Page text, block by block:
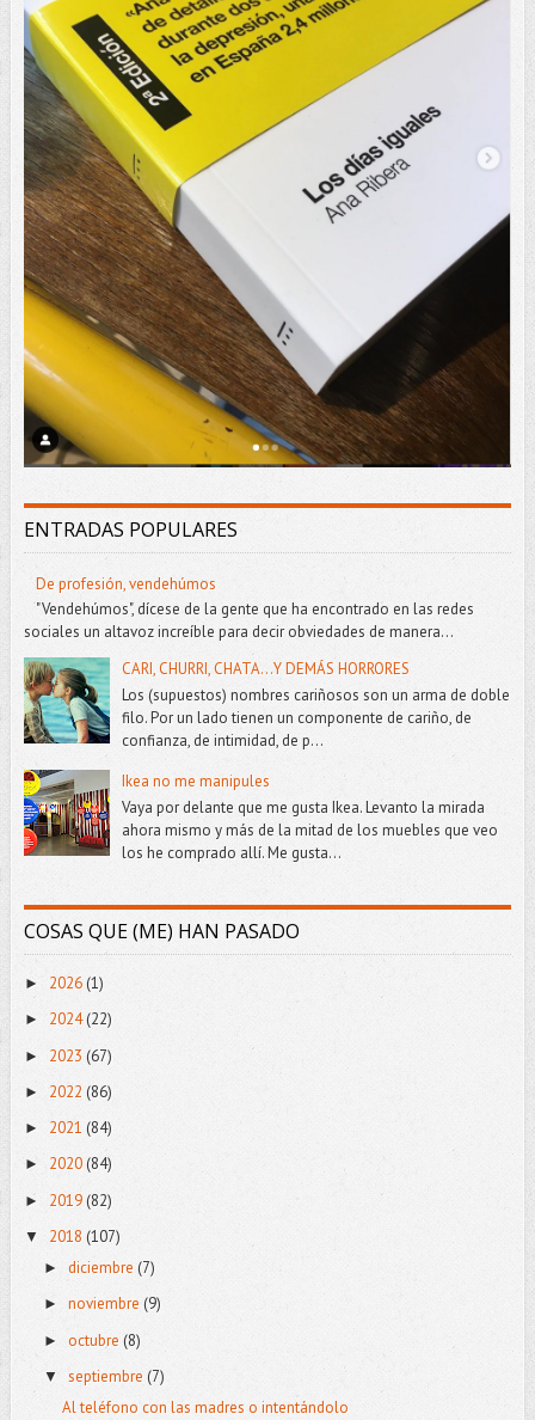
ENTRADAS POPULARES
De profesión, vendehúmos
"Vendehúmos", dícese de la gente que ha encontrado en las redes
sociales un altavoz increíble para decir obviedades de manera...
CARI, CHURRI, CHATA...Y DEMÁS HORRORES
Los (supuestos) nombres cariñosos son un arma de doble
filo. Por un lado tienen un componente de cariño, de
confianza, de intimidad, de p...
Ikea no me manipules
Vaya por delante que me gusta Ikea. Levanto la mirada
ahora mismo y más de la mitad de los muebles que veo
los he comprado allí. Me gusta...
COSAS QUE (ME) HAN PASADO
► 2026(1)
► 2024(22)
► 2023 (67)
► 2022 (86)
► 2021 (84)
► 2020 (84)
► 2019(82)
▼ 2018 (107)
► diciembre (7)
► noviembre (9)
► octubre (8)
▼ septiembre (7)
Al teléfono con las madres o intentándolo